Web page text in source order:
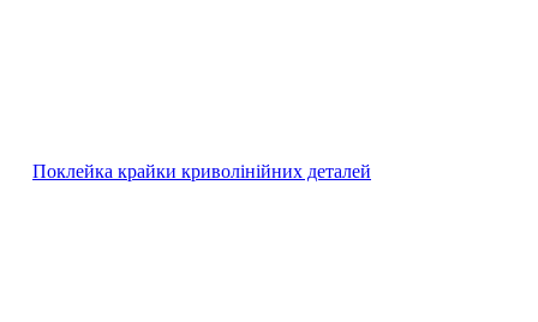
Поклейка крайки криволінійних деталей